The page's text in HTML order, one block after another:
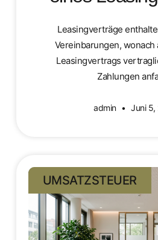
Leasingverträge
Vereinbarungen, wonach
Leasingvertrags
Zahlungen
admin Juni 5,
UMSATZSTEUER